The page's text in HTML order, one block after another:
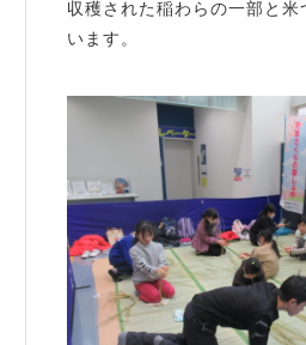
収穫された稲わらの一部と米
います。